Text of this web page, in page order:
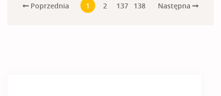
Poprzednia 1 2 137 138 Następna